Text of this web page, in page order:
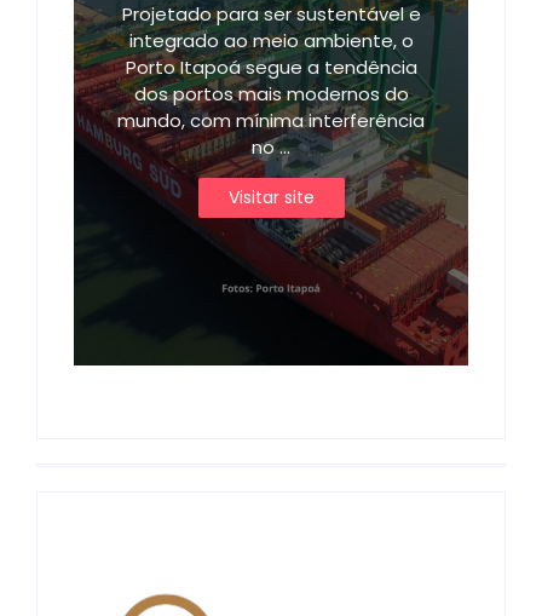
Projetado para ser sustentável e
integrado ao meio ambiente, o
Porto Itapoá segue a tendência
dos portos mais modernos do
mundo, com mínima interferência
no ...
Visitar site